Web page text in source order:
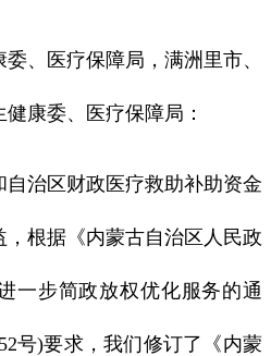
、医疗保障局，满洲里市、
康委、医疗保障局：
治区财政医疗救助补助资金
根据《内蒙古自治区人民政
一步简政放权优化服务的通
号)要求，我们修订了《内蒙